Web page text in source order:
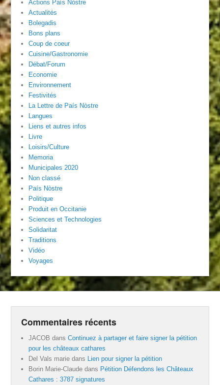
Actions País Nòstre
Actualités
Bolegadis
Bons plans
Coup de coeur
Cuisine/Gastronomie
Débat/Forum
Economie
Environnement
Festivités
La Lettre de País Nòstre
Langues
Liens et autres infos
Livre
Loisirs/Culture
Memoria
Municipales 2020
Non classé
País Nòstre
Politique
Produit en Occitanie
Sciences et Technologies
Solidaritat
Traditions
Vidéo
Voyages
Commentaires récents
JACOB dansContinuez à partager et faire signer la pétition
pour les châteaux cathares
Del Vals marie dans
Lien pour signer la pétition
Borin Marie-Claude dans Pétition Défendons les Châteaux
Cathares : 3787 signatures